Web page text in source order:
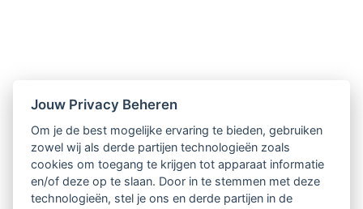
Nieuwsbrief
Ontvang 10 x per jaar de LVSC-
relatienieuwsbrief met o.a.:
Jouw Privacy Beheren
Om je de best mogelijke ervaring te bieden, gebruiken
zowel wij als derde partijen technologieën zoals
cookies om toegang te krijgen tot apparaat informatie
en/of deze op te slaan. Door in te stemmen met deze
technologieën, stel je ons en derde partijen in de